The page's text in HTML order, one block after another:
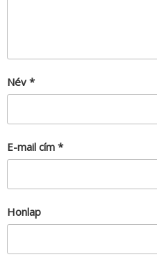
Név *
E-mail cím *
Honlap